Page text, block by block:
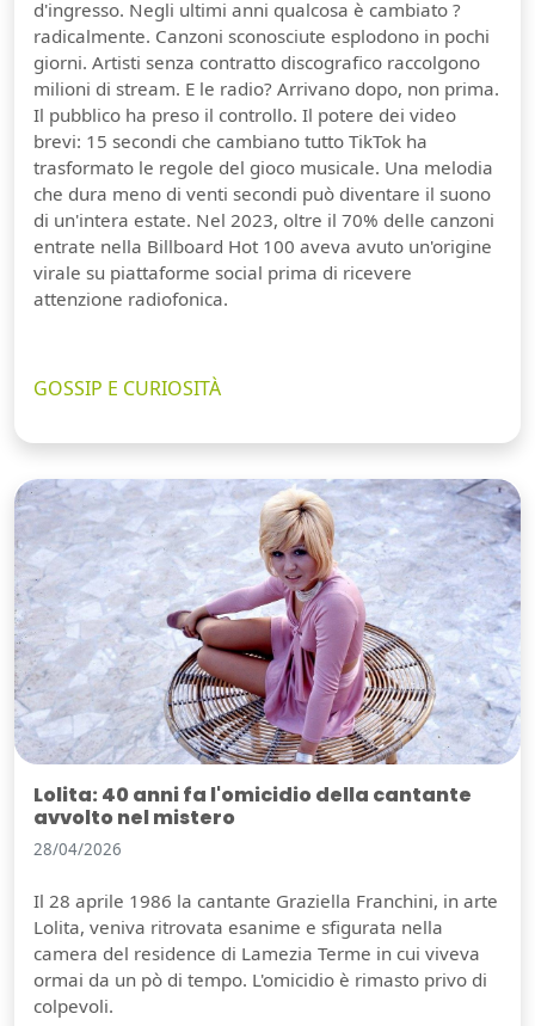
d'ingresso. Negli ultimi anni qualcosa è cambiato ?
radicalmente. Canzoni sconosciute esplodono in pochi
giorni. Artisti senza contratto discografico raccolgono
milioni di stream. E le radio? Arrivano dopo, non prima.
Il pubblico ha preso il controllo. Il potere dei video
brevi: 15 secondi che cambiano tutto TikTok ha
trasformato le regole del gioco musicale. Una melodia
che dura meno di venti secondi può diventare il suono
di un'intera estate. Nel 2023, oltre il 70% delle canzoni
entrate nella Billboard Hot 100 aveva avuto un'origine
virale su piattaforme social prima di ricevere
attenzione radiofonica.
GOSSIP E CURIOSITÀ
Lolita: 40 anni fa l'omicidio della cantante
avvolto nel mistero
28/04/2026
Il 28 aprile 1986 la cantante Graziella Franchini, in arte
Lolita, veniva ritrovata esanime e sfigurata nella
camera del residence di Lamezia Terme in cui viveva
ormai da un pò di tempo. L'omicidio è rimasto privo di
colpevoli.